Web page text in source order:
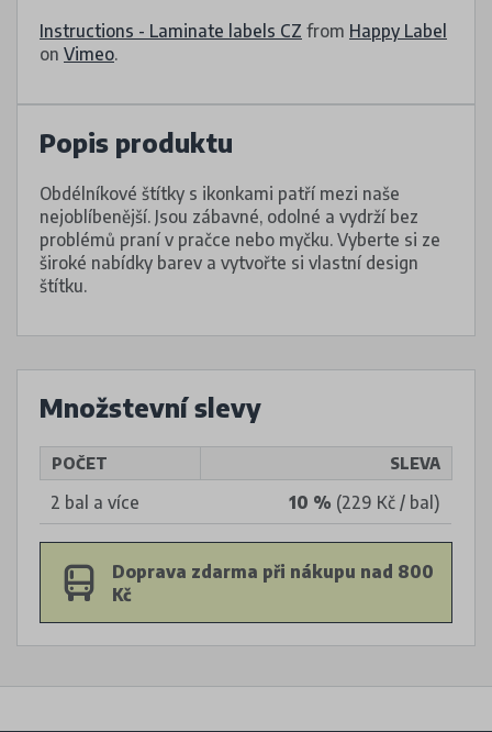
Instructions - Laminate labels CZ from Happy Label
on Vimeo.
Popis produktu
Obdélníkové štítky s ikonkami patří mezi naše
nejoblíbenější. Jsou zábavné, odolné a vydrží bez
problémů praní v pračce nebo myčku. Vyberte si ze
široké nabídky barev a vytvořte si vlastní design
štítku.
Množstevní slevy
POČET SLEVA
2 bal a více 10 % (229 Kč / bal)
Doprava zdarma při nákupu nad 800
Kč